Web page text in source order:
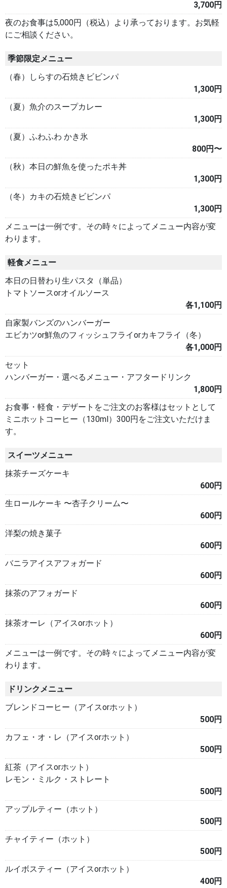
3,700円
夜のお食事は5,000円（税込）より承っております。お気軽
にご相談ください。
季節限定メニュー
（春）しらすの石焼きビビンパ
1,300円
（夏）魚介のスープカレー
1,300円
（夏）ふわふわ かき氷
800円〜
（秋）本日の鮮魚を使ったポキ丼
1,300円
（冬）カキの石焼きビビンパ
1,300円
メニューは一例です。その時々によってメニュー内容が変
わります。
軽食メニュー
本日の日替わり生パスタ（単品）
トマトソースorオイルソース
各1,100円
自家製バンズのハンバーガー
エビカツor鮮魚のフィッシュフライorカキフライ（冬）
各1,000円
セット
ハンバーガー・選べるメニュー・アフタードリンク
1,800円
お食事・軽食・デザートをご注文のお客様はセットとして
ミニホットコーヒー（130ml）300円をご注文いただけま
す。
スイーツメニュー
抹茶チーズケーキ
600円
生ロールケーキ 〜杏子クリーム〜
600円
洋梨の焼き菓子
600円
バニラアイスアフォガード
600円
抹茶のアフォガード
600円
抹茶オーレ（アイスorホット）
600円
メニューは一例です。その時々によってメニュー内容が変
わります。
ドリンクメニュー
ブレンドコーヒー（アイスorホット）
500円
カフェ・オ・レ（アイスorホット）
500円
紅茶（アイスorホット）
レモン・ミルク・ストレート
500円
アップルティー（ホット）
500円
チャイティー（ホット）
500円
ルイボスティー（アイスorホット）
400円